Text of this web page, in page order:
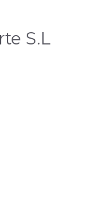
S.L